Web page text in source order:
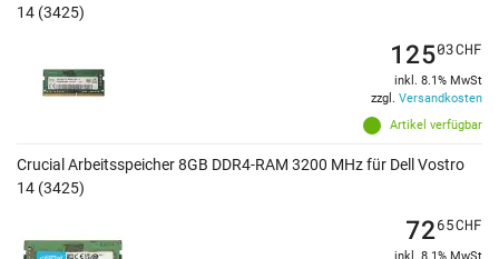
14 (3425)
Artikel verfügbar
12503CHF
inkl. 8.1% MwSt
zzgl. Versandkosten
Crucial Arbeitsspeicher 8GB DDR4-RAM 3200 MHz für Dell Vostro
14 (3425)
7265CHF
inkl. 8.1% MwSt